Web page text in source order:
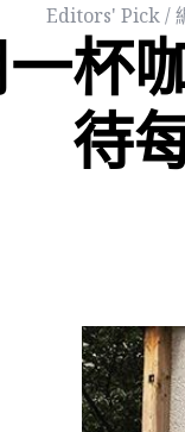
Editors' Pick /
杯
待